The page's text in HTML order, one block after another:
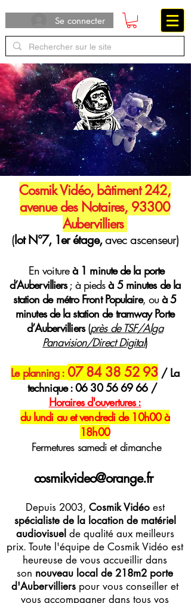
Se connecter
Cosmik Vidéo, bâtiment 242,
avenue des Notaires, 93300
Aubervilliers
(lot N°7, 1er étage,avec ascenseur)
En voitureà 1 minute de la porte
d’Aubervilliers; à piedsà 5 minutes de la
station de métro Front Populaire, ouà 5
minutes de la station de tramway Porte
d’Aubervilliers(près de TSF/Alga
Panavision/Direct Digital)
Le planning : 07 84 38 52 93 / La
technique :06 30 56 69 66/
Horairesd'ouvertures :
du lundi au et vendredi de 10h00 à
18h00
Fermetures samedi et dimanche
cosmikvideo@orange.fr
Depuis 2003, Cosmik Vidéoest
spécialiste de la location de matériel
audiovisuel de qualité aux meilleurs
prix. Toute l'équipe de Cosmik Vidéo est
heureuse de vous accueillir dans
son nouveau local de 218m2 porte
d'Aubervilliers pour vous conseiller et
vous accompagner dans tous vos